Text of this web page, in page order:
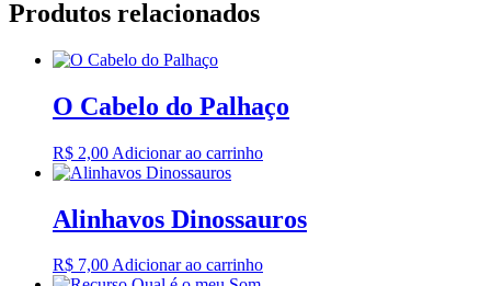
Produtos relacionados
O Cabelo do Palhaço
R$ 2,00 Adicionar ao carrinho
Alinhavos Dinossauros
R$ 7,00Adicionar ao carrinho